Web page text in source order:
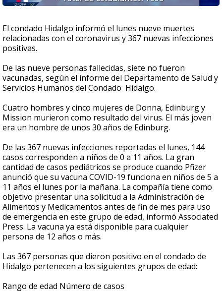
El condado Hidalgo informó el lunes nueve muertes
relacionadas con el coronavirus y 367 nuevas infecciones
positivas.
De las nueve personas fallecidas, siete no fueron
vacunadas, según el informe del Departamento de Salud y
Servicios Humanos del Condado Hidalgo.
Cuatro hombres y cinco mujeres de Donna, Edinburg y
Mission murieron como resultado del virus. El más joven
era un hombre de unos 30 años de Edinburg.
De las 367 nuevas infecciones reportadas el lunes, 144
casos corresponden a niños de 0 a 11 años. La gran
cantidad de casos pediátricos se produce cuando Pfizer
anunció que su vacuna COVID-19 funciona en niños de 5 a
11 años el lunes por la mañana. La compañía tiene como
objetivo presentar una solicitud a la Administración de
Alimentos y Medicamentos antes de fin de mes para uso
de emergencia en este grupo de edad, informó Associated
Press. La vacuna ya está disponible para cualquier
persona de 12 años o más.
Las 367 personas que dieron positivo en el condado de
Hidalgo pertenecen a los siguientes grupos de edad:
Rango de edad Número de casos